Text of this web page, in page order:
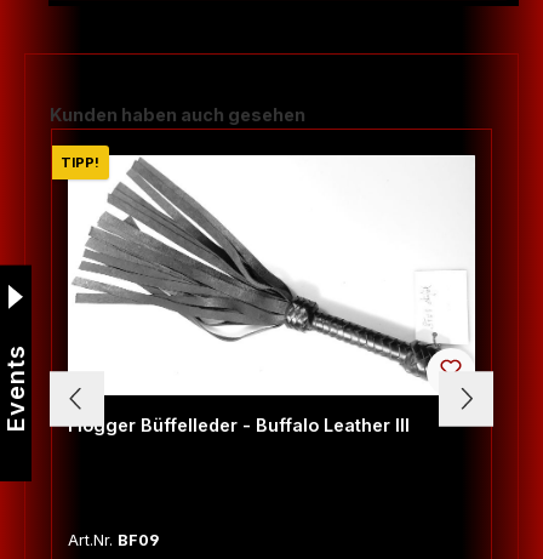
Produktgalerie überspringen
Kunden haben auch gesehen
TIPP!
Flogger Büffelleder - Buffalo Leather III
Art.Nr. BF09
Events